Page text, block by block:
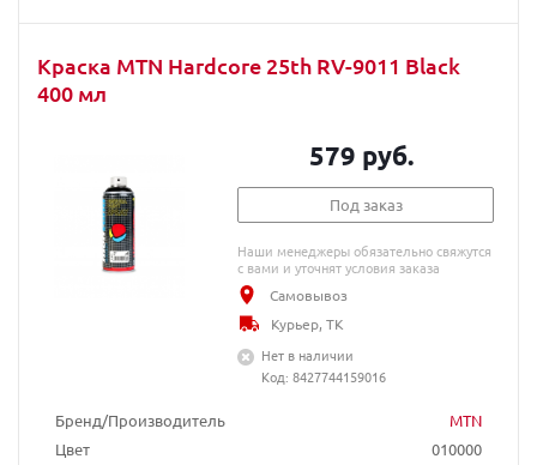
Краска MTN Hardcore 25th RV-9011 Black
400 мл
Бренд/Производитель
MTN
Цвет
010000
579 руб.
Под заказ
Наши менеджеры обязательно свяжутся
с вами и уточнят условия заказа
Самовывоз
Курьер, ТК
Нет в наличии
Код: 8427744159016